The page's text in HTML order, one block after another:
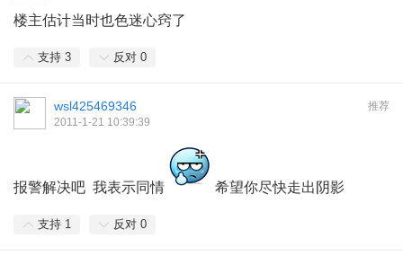
楼主估计当时也色迷心窍了
支持 3 反对 0
推荐
wsl425469346
2011-1-21 10:39:39
报警解决吧 我表示同情 希望你尽快走出阴影
支持 1 反对 0